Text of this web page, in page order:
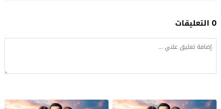
0 التعليقات